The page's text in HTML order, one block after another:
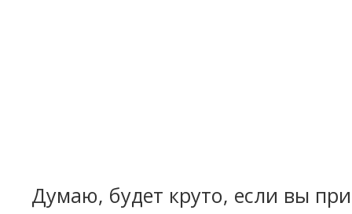
Думаю, будет круто, если вы